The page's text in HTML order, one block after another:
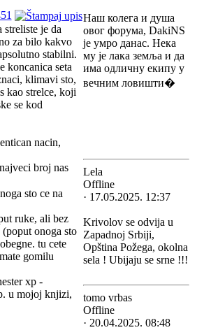
streliste je da
za bilo kakvo
stabilni.
koncanica seta
klimavi sto,
kao strelce, koji
se kod
nacin,
broj nas
sto ce na
ruke, ali bez
onoga sto
tu cete
gomilu
xp -
u mojoj knjizi,
Наш колега и душа
овог форума, DakiNS
је умро данас. Нека
му је лака земља и да
има одличну екипу у
вечним ловишти�
Lela
Offline
· 17.05.2025. 12:37
Krivolov se odvija u
Zapadnoj Srbiji,
Opština Požega, okolna
sela ! Ubijaju se srne !!!
tomo vrbas
Offline
· 20.04.2025. 08:48